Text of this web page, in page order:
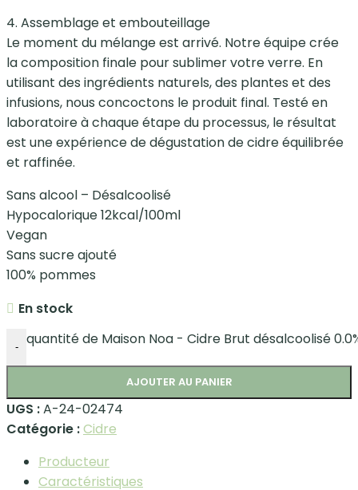
4. Assemblage et embouteillage
Le moment du mélange est arrivé. Notre équipe crée
la composition finale pour sublimer votre verre. En
utilisant des ingrédients naturels, des plantes et des
infusions, nous concoctons le produit final. Testé en
laboratoire à chaque étape du processus, le résultat
est une expérience de dégustation de cidre équilibrée
et raffinée.
Sans alcool – Désalcoolisé
Hypocalorique 12kcal/100ml
Vegan
Sans sucre ajouté
100% pommes
En stock
- quantité de Maison Noa - Cidre Brut désalcoolisé
AJOUTER AU PANIER
UGS :A-24-02474
Catégorie :Cidre
Producteur
Caractéristiques